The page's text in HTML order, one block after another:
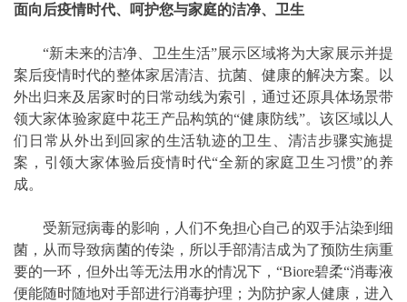
面向后疫情时代、呵护您与家庭的洁净、卫生
“新未来的洁净、卫生生活”展示区域将为大家展示并提
案后疫情时代的整体家居清洁、抗菌、健康的解决方案。以
外出归来及居家时的日常动线为索引，通过还原具体场景带
领大家体验家庭中花王产品构筑的“健康防线”。该区域以人
们日常从外出到回家的生活轨迹的卫生、清洁步骤实施提
案，引领大家体验后疫情时代“全新的家庭卫生习惯”的养
成。
受新冠病毒的影响，人们不免担心自己的双手沾染到细
菌，从而导致病菌的传染，所以手部清洁成为了预防生病重
要的一环，但外出等无法用水的情况下，“Biore碧柔“消毒液
便能随时随地对手部进行消毒护理；为防护家人健康，进入